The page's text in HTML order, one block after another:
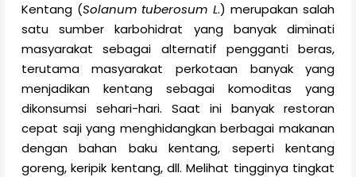
Kentang (Solanum tuberosum L.) merupakan salah
satu sumber karbohidrat yang banyak diminati
masyarakat sebagai alternatif pengganti beras,
terutama masyarakat perkotaan banyak yang
menjadikan kentang sebagai komoditas yang
dikonsumsi sehari-hari. Saat ini banyak restoran
cepat saji yang menghidangkan berbagai makanan
dengan bahan baku kentang, seperti kentang
goreng, keripik kentang, dll. Melihat tingginya tingkat